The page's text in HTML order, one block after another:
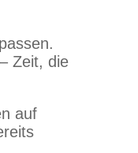
Zeit, die
auf